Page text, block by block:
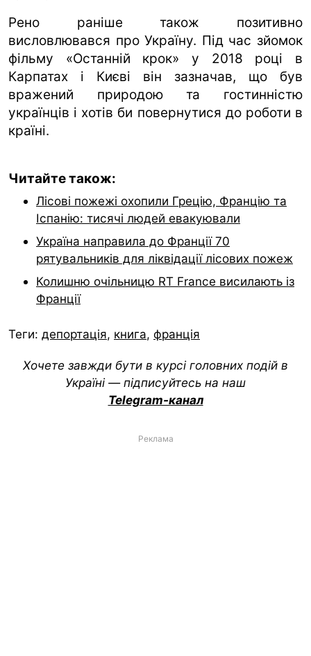
Рено раніше також позитивно
висловлювався про Україну. Під час зйомок
фільму «Останній крок» у 2018 році в
Карпатах і Києві він зазначав, що був
вражений природою та гостинністю
українців і хотів би повернутися до роботи в
країні.
Читайте також:
Лісові пожежі охопили Грецію, Францію та
Іспанію: тисячі людей евакуювали
Україна направила до Франції 70
рятувальників для ліквідації лісових пожеж
Колишню очільницю RT France висилають із
Франції
Теги: депортація, книга, франція
Хочете завжди бути в курсі головних подій в
Україні — підписуйтесь на наш
Telegram-канал
Реклама